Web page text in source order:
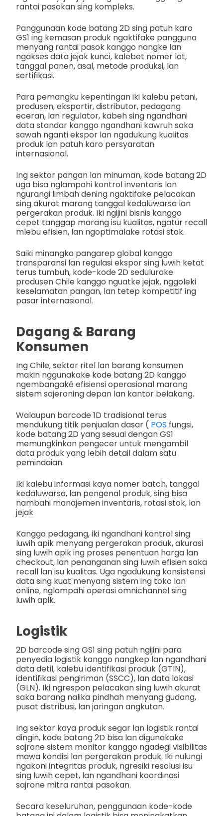
rantai pasokan sing kompleks.
Panggunaan kode batang 2D sing patuh karo
GS1 ing kemasan produk ngaktifake pangguna
menyang rantai pasok kanggo nangke lan
ngakses data jejak kunci, kalebet nomer lot,
tanggal panen, asal, metode produksi, lan
sertifikasi.
Para pemangku kepentingan iki kalebu petani,
produsen, eksportir, distributor, pedagang
eceran, lan regulator, kabeh sing ngandhani
data standar kanggo ngandhani kawruh saka
sawah nganti ekspor lan ngadukung kualitas
produk lan patuh karo persyaratan
internasional.
Ing sektor pangan lan minuman, kode batang 2D
uga bisa nglampahi kontrol inventaris lan
ngurangi limbah dening ngaktifake pelacakan
sing akurat marang tanggal kedaluwarsa lan
pergerakan produk. Iki ngijini bisnis kanggo
cepet tanggap marang isu kualitas, ngatur recall
mlebu efisien, lan ngoptimalake rotasi stok.
Saiki minangka pangarep global kanggo
transparansi lan regulasi ekspor sing luwih ketat
terus tumbuh, kode-kode 2D sedulurake
produsen Chile kanggo nguatke jejak, nggoleki
keselamatan pangan, lan tetep kompetitif ing
pasar internasional.
Dagang & Barang
Konsumen
Ing Chile, sektor ritel lan barang konsumen
makin nggunakake kode batang 2D kanggo
ngembangaké efisiensi operasional marang
sistem sajeroning depan lan kantor belakang.
Walaupun barcode 1D tradisional terus
mendukung titik penjualan dasar ( POS fungsi,
kode batang 2D yang sesuai dengan GS1
memungkinkan pengecer untuk mengambil
data produk yang lebih detail dalam satu
pemindaian.
Iki kalebu informasi kaya nomer batch, tanggal
kedaluwarsa, lan pengenal produk, sing bisa
nambahi manajemen inventaris, rotasi stok, lan
jejak
Kanggo pedagang, iki ngandhani kontrol sing
luwih apik menyang pergerakan produk, akurasi
sing luwih apik ing proses penentuan harga lan
checkout, lan penanganan sing luwih efisien saka
recall lan isu kualitas. Uga ngadukung konsistensi
data sing kuat menyang sistem ing toko lan
online, nglampahi operasi omnichannel sing
luwih apik.
Logistik
2D barcode sing GS1 sing patuh ngijini para
penyedia logistik kanggo nangkep lan ngandhani
data detil, kalebu identifikasi produk (GTIN),
identifikasi pengiriman (SSCC), lan data lokasi
(GLN). Iki ngrespon pelacakan sing luwih akurat
saka barang nalika pindhah menyang gudang,
pusat distribusi, lan jaringan angkutan.
Ing sektor kaya produk segar lan logistik rantai
dingin, kode batang 2D bisa lan digunakake
sajrone sistem monitor kanggo ngadegi visibilitas
mawa kondisi lan pergerakan produk. Iki nulungi
ngakoni integritas produk, ngresiki resolusi isu
sing luwih cepet, lan ngandhani koordinasi
sajrone mitra rantai pasokan.
Secara keseluruhan, penggunaan kode-kode